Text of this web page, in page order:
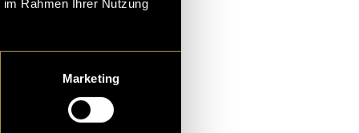
Rahmen Ihrer Nutzung
Marketing
und
auf das